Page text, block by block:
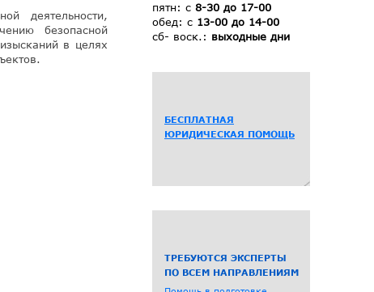
деятельности,
безопасной
в целях
пятн: с 8-30 до 17-00
обед: с 13-00 до 14-00
сб- воск.: выходные дни
БЕСПЛАТНАЯ
ЮРИДИЧЕСКАЯ ПОМОЩЬ
ТРЕБУЮТСЯ ЭКСПЕРТЫ
ПО ВСЕМ НАПРАВЛЕНИЯМ